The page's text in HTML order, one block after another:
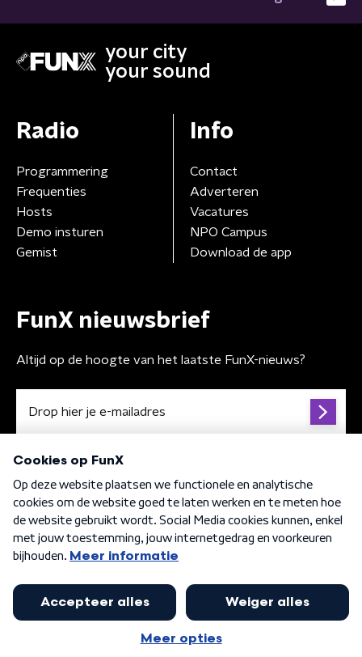
your city
your sound
Radio
Programmering
Frequenties
Hosts
Demo insturen
Gemist
Info
Contact
Adverteren
Vacatures
NPO Campus
Download de app
FunX nieuwsbrief
Altijd op de hoogte van het laatste FunX-nieuws?
Algemene voorwaarden Privacybeleid